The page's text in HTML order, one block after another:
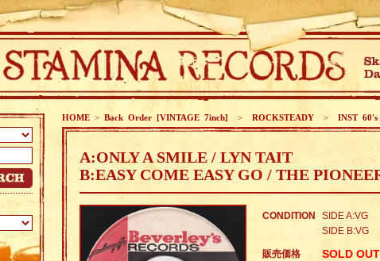
HOME > Back Order [VINTAGE 7inch] > ROCKSTEADY > INST 60's
A:ONLY A SMILE / LYN TAIT
B:EASY COME EASY GO / THE
CONDITION
SIDE A:VG
SIDE B:VG
販売価格 SOLD OUT